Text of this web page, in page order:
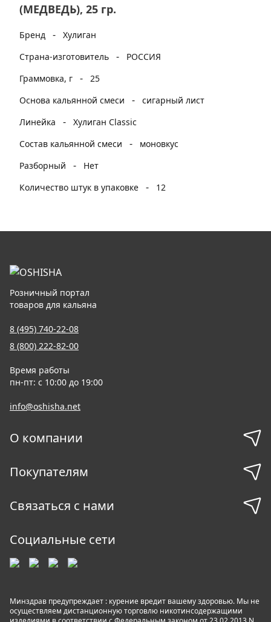
(МЕДВЕДЬ), 25 гр.
Бренд - Хулиган
Страна-изготовитель
-
РОССИЯ
Граммовка, г
- 25
Основа кальянной смеси
- сигарный лист
Линейка
- Хулиган Classic
Состав кальянной смеси
-
моновкус
Разборный
-
Нет
Количество штук в упаковке
- 12
Розничный портал
товаров для кальяна
8 (495) 740-22-08
8 (800) 222-82-00
Время работы
пн-пт: с 10:00 до 19:00
info@oshisha.net
О компании
Покупателям
Связаться с нами
Социальные сети
Минздрав предупреждает : курение вредит вашему здоровью. Мы не
осуществляем дистанционную торговлю никотинсодержащими